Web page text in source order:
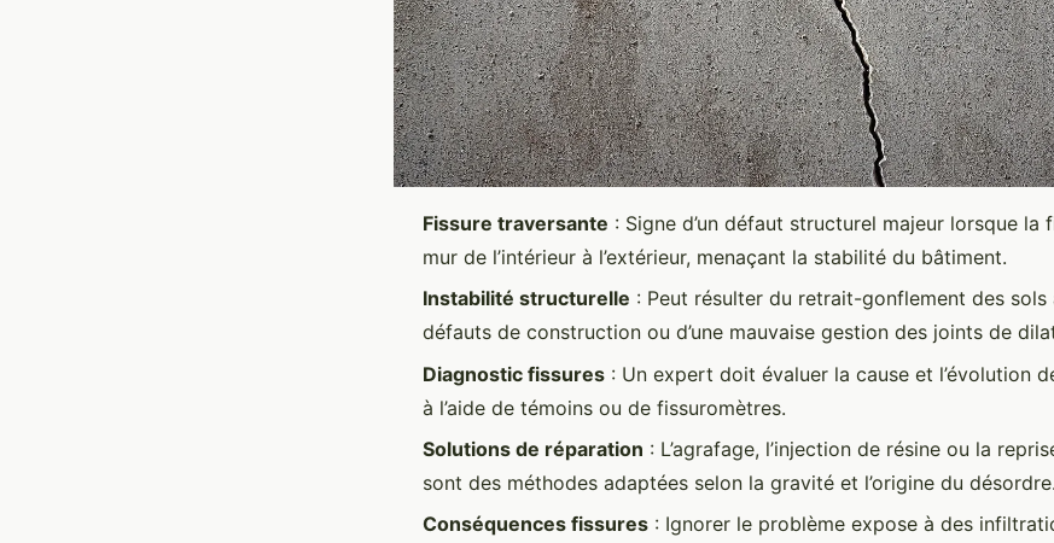
Fissure traversante : Signe d’un défaut structurel majeur lorsque la
mur de l’intérieur à l’extérieur, menaçant la stabilité du bâtiment.
Instabilité structurelle : Peut résulter du retrait-gonflement des sols
défauts de construction ou d’une mauvaise gestion des joints de
Diagnostic fissures : Un expert doit évaluer la cause et l’évolution
à l’aide de témoins ou de fissuromètres.
Solutions de réparation : L’agrafage, l’injection de résine ou la
sont des méthodes adaptées selon la gravité et l’origine du désordre.
Conséquences fissures : Ignorer le problème expose à des